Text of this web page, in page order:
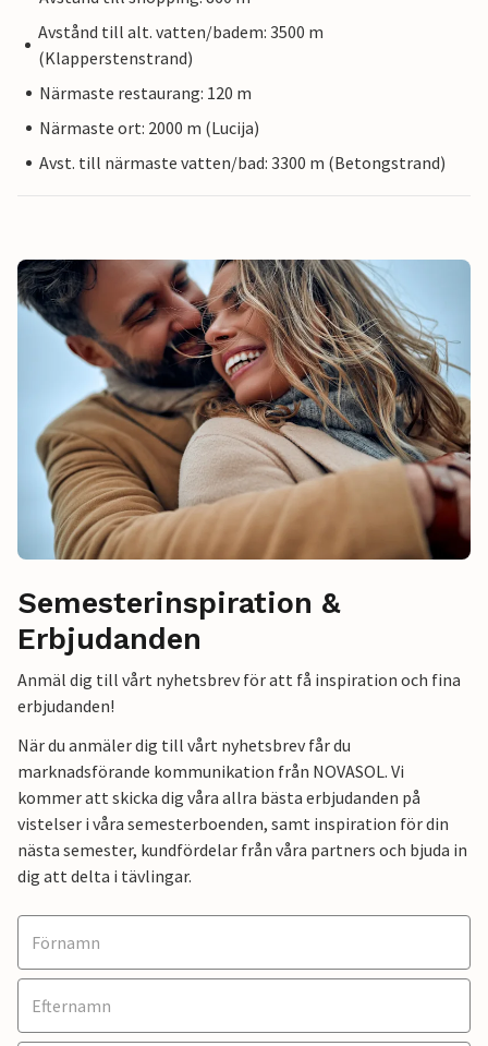
Avstånd till alt. vatten/badem: 3500 m
(Klapperstenstrand)
Närmaste restaurang: 120 m
Närmaste ort: 2000 m (Lucija)
Avst. till närmaste vatten/bad: 3300 m (Betongstrand)
Semesterinspiration &
Erbjudanden
Anmäl dig till vårt nyhetsbrev för att få inspiration och fina
erbjudanden!
När du anmäler dig till vårt nyhetsbrev får du
marknadsförande kommunikation från NOVASOL. Vi
kommer att skicka dig våra allra bästa erbjudanden på
vistelser i våra semesterboenden, samt inspiration för din
nästa semester, kundfördelar från våra partners och bjuda in
dig att delta i tävlingar.